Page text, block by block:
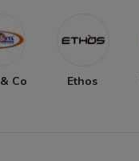
Co Ethos